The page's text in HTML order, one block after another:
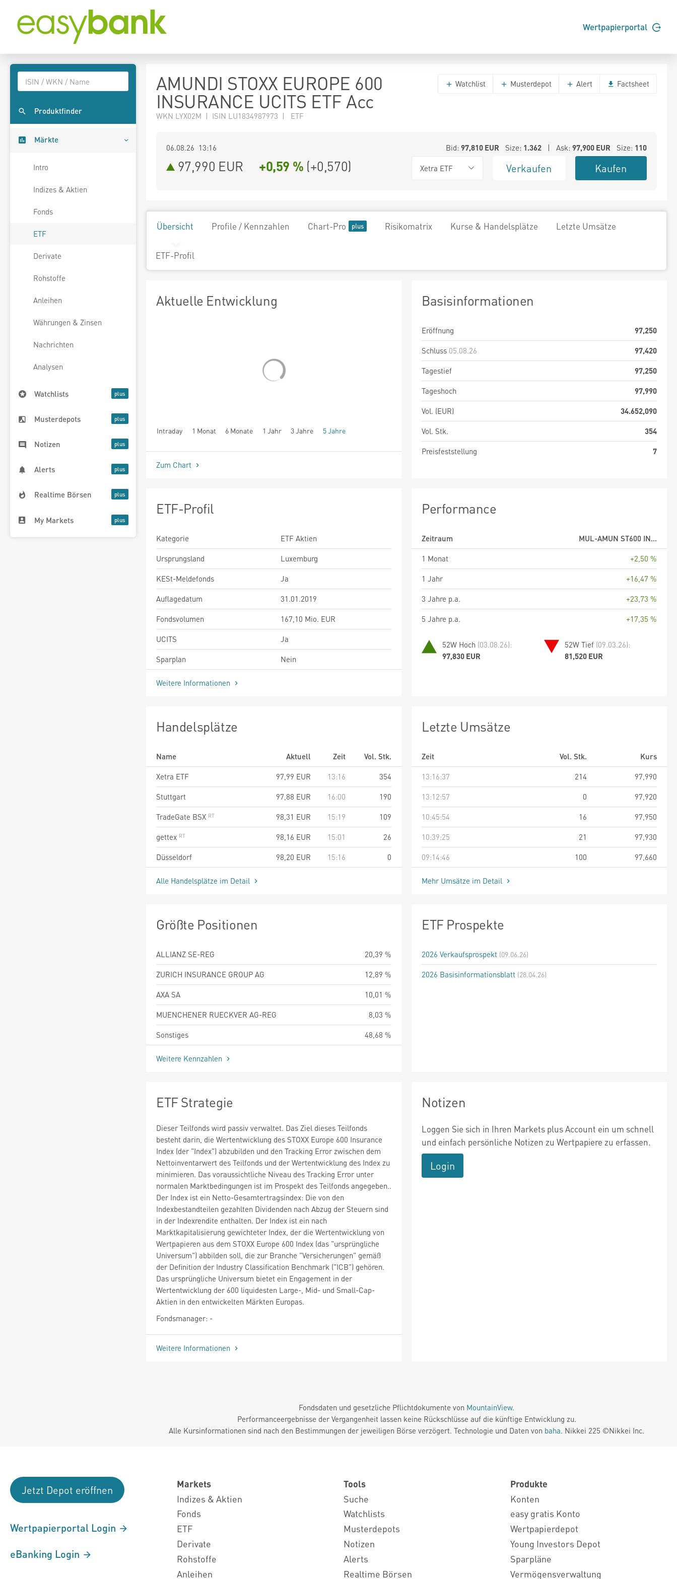
Wertpapierportal
Produktfinder
Märkte
Intro
Indizes & Aktien
Fonds
ETF
Derivate
Rohstoffe
Anleihen
Währungen & Zinsen
Nachrichten
Analysen
Watchlists
Musterdepots
Notizen
Alerts
Realtime Börsen
My Markets
AMUNDI STOXX EUROPE 600
INSURANCE UCITS ETF Acc
WKN LYX02M | ISIN LU1834987973 | ETF
Watchlist Musterdepot Alert Factsheet
06.08.26 13:16 Bid: 97,810EUR Size: 1.362| Ask: 97,900EUR Size: 110
97,990 EUR +0,59 % (+0,570) Xetra ETF Verkaufen Kaufen
Übersicht Profile / Kennzahlen Chart-Pro Risikomatrix Kurse & Handelsplätze Letzte Umsätze
ETF-Profil
Aktuelle Entwicklung
Intraday 1 Monat 6 Monate 1 Jahr 3 Jahre 5 Jahre
seit Beginn
Zum Chart
Basisinformationen
Eröffnung
97,250
Schluss 05.08.26
97,420
Tagestief
97,250
Tageshoch
97,990
Vol. (EUR)
34.652,090
Vol. Stk.
354
Preisfeststellung
7
ETF-Profil
Kategorie
ETF Aktien
Ursprungsland
Luxemburg
KESt-Meldefonds
Ja
Auflagedatum
31.01.2019
Fondsvolumen
167,10 Mio. EUR
UCITS
Ja
Sparplan
Nein
Weitere Informationen
Performance
Zeitraum
MUL-AMUN ST600 IN...
1 Monat
+2,50 %
1 Jahr
+16,47 %
3 Jahre p.a.
+23,73 %
5 Jahre p.a.
+17,35 %
52W Hoch (03.08.26):
97,830 EUR
52W Tief (09.03.26):
81,520 EUR
Handelsplätze
Name Aktuell Zeit
Vol. Stk.
Xetra ETF
97,99 EUR 13:16
354
Stuttgart
97,88 EUR 16:00
190
TradeGate BSX
98,31 EUR 15:19
109
gettex
98,16 EUR 15:01
26
Düsseldorf
98,20 EUR 15:16 0
Alle Handelsplätze im Detail
Letzte Umsätze
Zeit Vol. Stk.
Kurs
13:16:37
214
97,990
13:12:57
0
97,920
10:45:54
16
97,950
10:39:25
21
97,930
09:14:46
100 97,660
Mehr Umsätze im Detail
Größte Positionen
ALLIANZ SE-REG
20,39 %
ZURICH INSURANCE GROUP AG
12,89 %
AXA SA
10,01 %
MUENCHENER RUECKVER AG-REG
8,03 %
Sonstiges
48,68 %
Weitere Kennzahlen
ETF Prospekte
2026 Verkaufsprospekt (09.06.26)
2026 Basisinformationsblatt (28.04.26)
ETF Strategie
Dieser Teilfonds wird passiv verwaltet. Das Ziel dieses Teilfonds
besteht darin, die Wertentwicklung des STOXX Europe 600 Insurance
Index (der "Index") abzubilden und den Tracking Error zwischen dem
Nettoinventarwert des Teilfonds und der Wertentwicklung des Index zu
minimieren. Das voraussichtliche Niveau des Tracking Error unter
normalen Marktbedingungen ist im Prospekt des Teilfonds angegeben..
Der Index ist ein Netto-Gesamtertragsindex: Die von den
Indexbestandteilen gezahlten Dividenden nach Abzug der Steuern sind
in der Indexrendite enthalten. Der Index ist ein nach
Marktkapitalisierung gewichteter Index, der die Wertentwicklung von
Wertpapieren aus dem STOXX Europe 600 Index (das "ursprüngliche
Universum") abbilden soll, die zur Branche "Versicherungen" gemäß
der Definition der Industry Classification Benchmark ("ICB") gehören.
Das ursprüngliche Universum bietet ein Engagement in der
Wertentwicklung der 600 liquidesten Large-, Mid- und Small-Cap-
Aktien in den entwickelten Märkten Europas.
Fondsmanager: -
Weitere Informationen
Notizen
Loggen Sie sich in Ihren Markets plus Account ein um schnell
und einfach persönliche Notizen zu Wertpapiere zu erfassen.
Login
Fondsdaten und gesetzliche Pflichtdokumente von MountainView.
Performanceergebnisse der Vergangenheit lassen keine Rückschlüsse auf die künftige Entwicklung zu.
Alle Kursinformationen sind nach den Bestimmungen der jeweiligen Börse verzögert. Technologie und Daten von baha. Nikkei 225 ©Nikkei Inc.
Jetzt Depot eröffnen
Wertpapierportal Login
eBanking Login
Markets
Indizes & Aktien
Fonds
ETF
Derivate
Rohstoffe
Anleihen
Tools
Suche
Watchlists
Musterdepots
Notizen
Alerts
Realtime Börsen
Produkte
Konten
easy gratis Konto
Wertpapierdepot
Young Investors Depot
Sparpläne
Vermögensverwaltung